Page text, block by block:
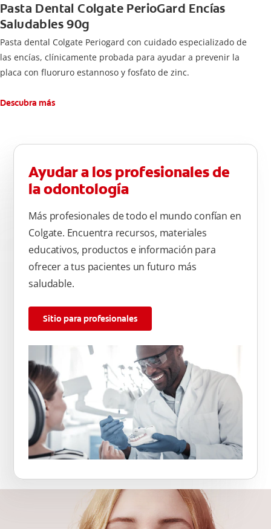
Pasta Dental Colgate PerioGard Encías
Saludables 90g
Pasta dental Colgate Periogard con cuidado especializado de
las encías, clínicamente probada para ayudar a prevenir la
placa con fluoruro estannoso y fosfato de zinc.
Descubra más
Ayudar a los profesionales de
la odontología
Más profesionales de todo el mundo confían en
Colgate. Encuentra recursos, materiales
educativos, productos e información para
ofrecer a tus pacientes un futuro más
saludable.
Sitio para profesionales